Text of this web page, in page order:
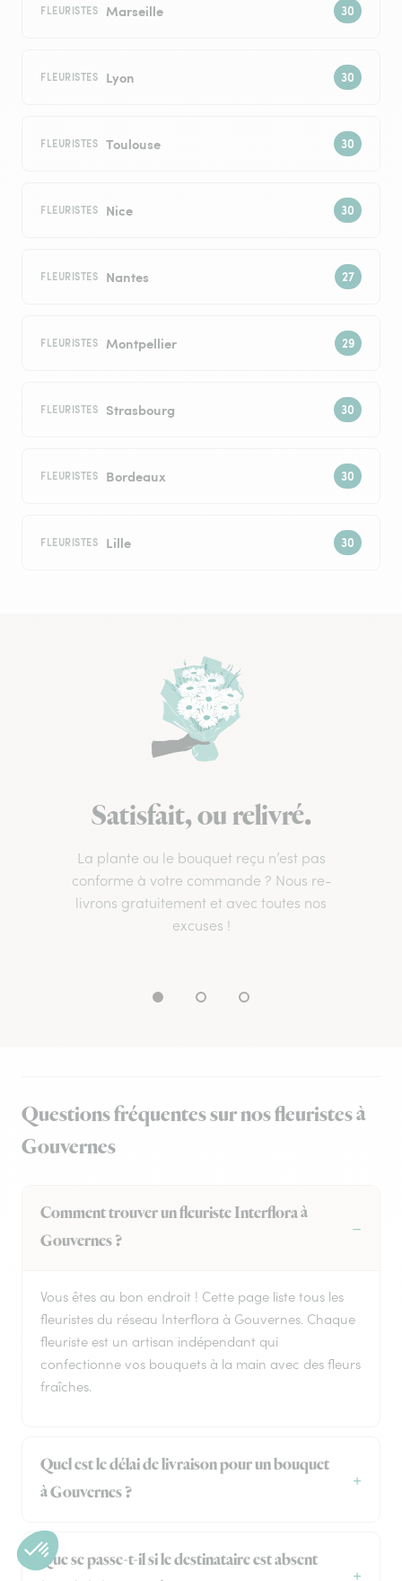
FLEURISTES Marseille
FLEURISTES Lyon
FLEURISTES Toulouse
FLEURISTES Nice
FLEURISTES Nantes
FLEURISTES Montpellier
FLEURISTES Strasbourg
FLEURISTES Bordeaux
FLEURISTES Lille
Satisfait, ou relivré.
La plante ou le bouquet reçu n’est pas
conforme à votre commande ? Nous re-
livrons gratuitement et avec toutes nos
excuses !
Questions fréquentes sur nos fleuristes à
Gouvernes
Comment trouver un fleuriste Interflora à
Gouvernes ?
Vous êtes au bon endroit ! Cette page liste tous les
fleuristes du réseau Interflora à Gouvernes. Chaque
fleuriste est un artisan indépendant qui
confectionne vos bouquets à la main avec des fleurs
fraîches.
Quel est le délai de livraison pour un bouquet
à Gouvernes ?
Que se passe-t-il si le destinataire est absent